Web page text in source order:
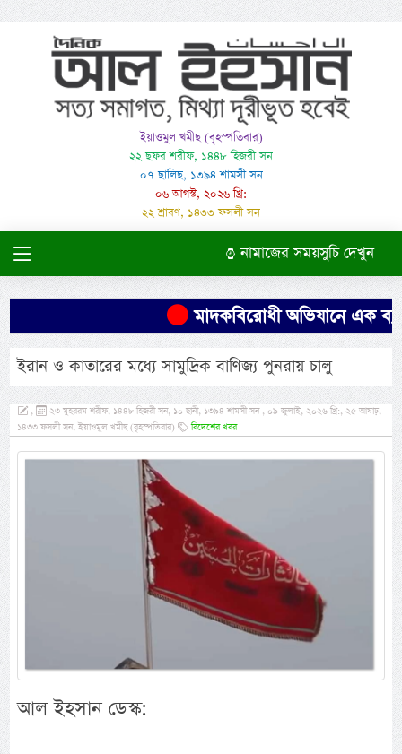
ইয়াওমুল খমীছ (বৃহস্পতিবার)
২২ ছফর শরীফ, ১৪৪৮ হিজরী সন
০৭ ছালিছ, ১৩৯৪ শামসী সন
০৬ আগস্ট, ২০২৬ খ্রি:
২২ শ্রাবণ, ১৪৩৩ ফসলী সন
নামাজের সময়সুচি দেখুন
মাদকবিরোধী অভিযানে এক
ইরান ও কাতারের মধ্যে সামুদ্রিক বাণিজ্য পুনরায় চালু
,
২৩ মুহররম শরীফ, ১৪৪৮ হিজরী সন, ১০ ছানী, ১৩৯৪ শামসী সন , ০৯ জুলাই, ২০২৬ খ্রি:, ২৫ আষাঢ়,
১৪৩৩ ফসলী সন, ইয়াওমুল খমীছ (বৃহস্পতিবার)
বিদেশের খবর
আল ইহসান ডেস্ক: